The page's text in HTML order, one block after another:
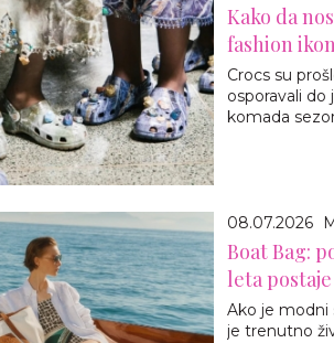
Kako da
fashion
Crocs su
osporavali
komada
08.07.2026
Boat Bag:
leta postaje
Ako je modni
je trenutno